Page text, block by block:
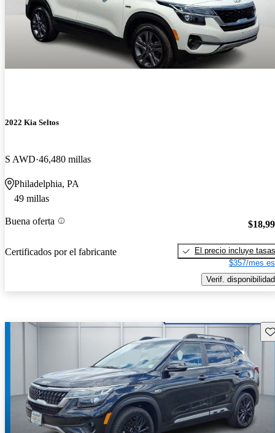
2022 Kia Seltos
S AWD 46,480 millas
Philadelphia, PA
49 millas
Buena oferta
Certificados por el fabricante
El precio incluye tasas
$357/mes
Verif. disponibilidad